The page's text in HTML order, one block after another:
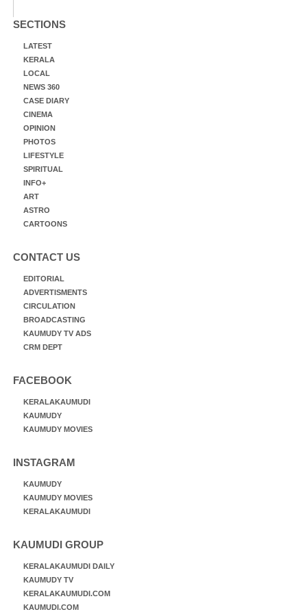
SECTIONS
LATEST
KERALA
LOCAL
NEWS 360
CASE DIARY
CINEMA
OPINION
PHOTOS
LIFESTYLE
SPIRITUAL
INFO+
ART
ASTRO
CARTOONS
CONTACT US
EDITORIAL
ADVERTISMENTS
CIRCULATION
BROADCASTING
KAUMUDY TV ADS
CRM DEPT
FACEBOOK
KERALAKAUMUDI
KAUMUDY
KAUMUDY MOVIES
INSTAGRAM
KAUMUDY
KAUMUDY MOVIES
KERALAKAUMUDI
KAUMUDI GROUP
KERALAKAUMUDI DAILY
KAUMUDY TV
KERALAKAUMUDI.COM
KAUMUDI.COM